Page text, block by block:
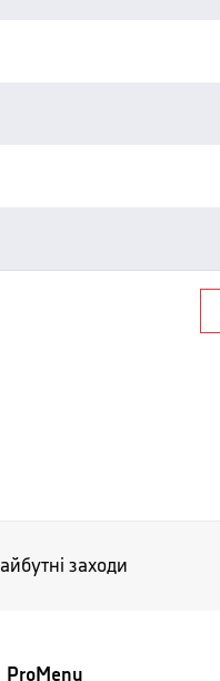
заходи
ProMenu